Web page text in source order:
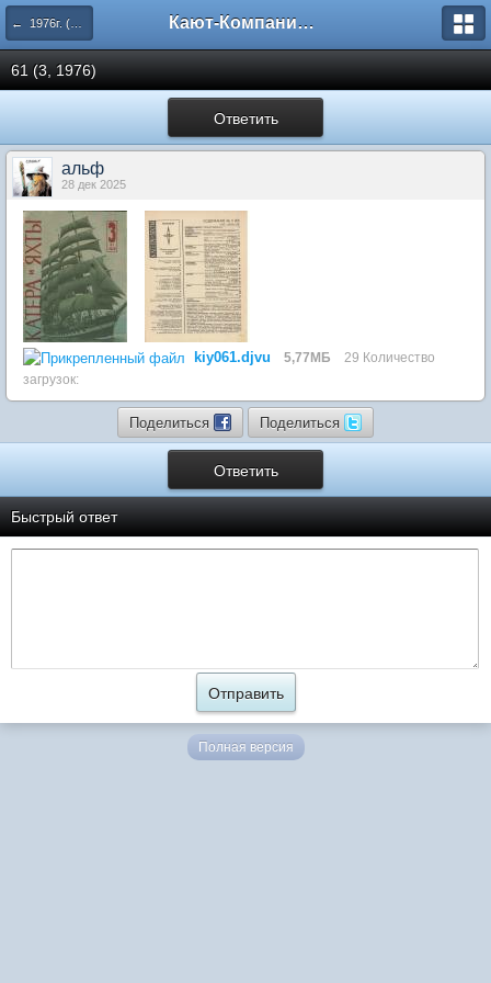
← 1976г. (59-64 номера) Кают-Компания "Катера и Яхты"
61 (3, 1976)
Ответить
альф
28 дек 2025
kiy061.djvu 5,77МБ
29 Количество
загрузок:
Поделиться Поделиться
Ответить
Быстрый ответ
Полная версия